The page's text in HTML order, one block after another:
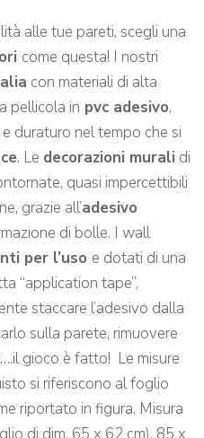
alle tue pareti, scegli una
come questa! I nostri
con materiali di alta
pellicola in pvc adesivo,
duraturo nel tempo che si
. Le decorazioni murali di
quasi impercettibili
grazie all’adesivo
di bolle. I wall
per l’uso e dotati di una
“application tape”,
staccare l’adesivo dalla
sulla parete, rimuovere
gioco è fatto! Le misure
si riferiscono al foglio
riportato in figura. Misura